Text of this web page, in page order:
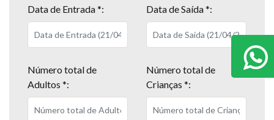
Data de Entrada *: Data de Saída *:
Número total de
Adultos *:
Número total de
Crianças *: